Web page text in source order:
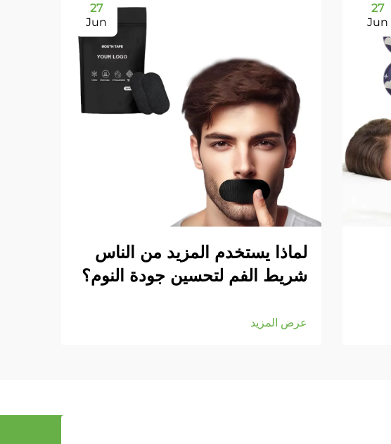
27
Jun
27
Jun
لماذا يستخدم المزيد من الناس
شريط الفم لتحسين جودة النوم؟
عرض المزيد